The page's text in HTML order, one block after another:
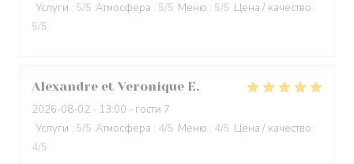
Услуги : 5/5 Атмосфера : 5/5 Меню : 5/5 Цена / качество :
5/5
Alexandre et Veronique E
2026-08-02 - 13:00 - гости 7
Услуги : 5/5 Атмосфера : 4/5 Меню : 4/5 Цена / качество :
4/5